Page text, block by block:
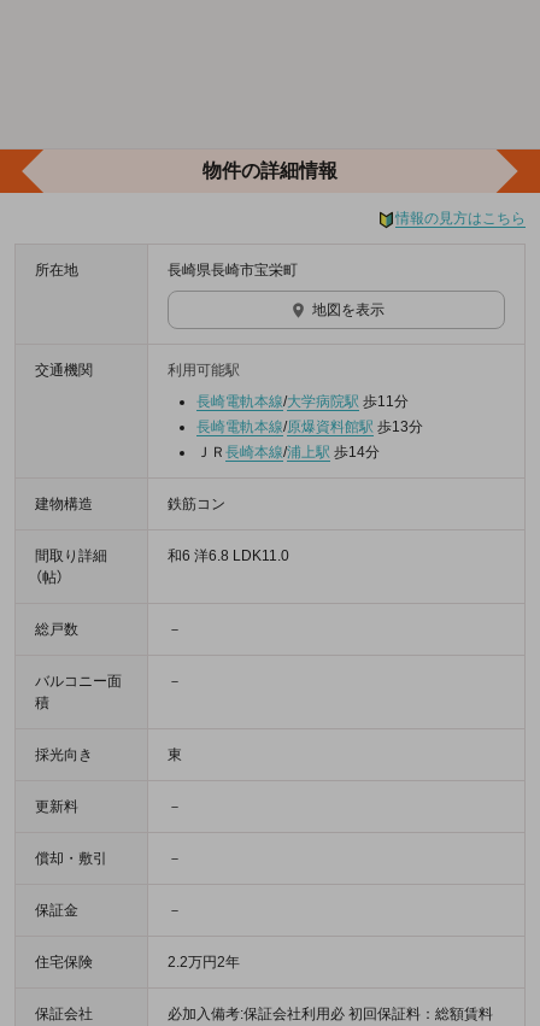
物件の詳細情報
情報の見方はこちら
所在地 長崎県長崎市宝栄町
地図を表示
交通機関
利用可能駅
長崎電軌本線/大学病院駅 歩11分
長崎電軌本線/原爆資料館駅 歩13分
ＪＲ 長崎本線/浦上駅 歩14分
建物構造 鉄筋コン
間取り詳細
（帖）
和6 洋6.8 LDK11.0
総戸数 －
バルコニー面
積
－
採光向き 東
更新料 －
償却・敷引 －
保証金 －
住宅保険 2.2万円2年
保証会社
必加入備考:保証会社利用必 初回保証料：総額賃料